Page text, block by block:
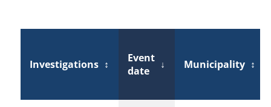
Investigations ↕
Event
date
↓ Municipality ↕